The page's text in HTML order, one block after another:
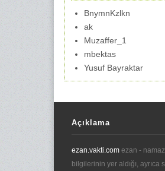
BnymnKzlkn
ak
Muzaffer_1
mbektas
Yusuf Bayraktar
Açıklama
ezan.vakti.com ezan -
bilgilerinin yer aldığı, ayrıca